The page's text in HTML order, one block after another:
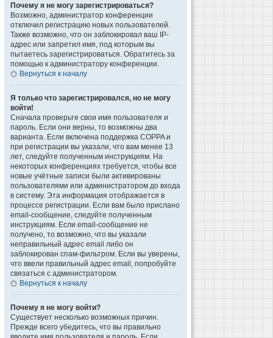
Почему я не могу зарегистрироваться?
Возможно, администратор конференции
отключил регистрацию новых пользователей.
Также возможно, что он заблокировал ваш IP-
адрес или запретил имя, под которым вы
пытаетесь зарегистрироваться. Обратитесь за
помощью к администратору конференции.
Вернуться к началу
Я только что зарегистрировался, но не могу
войти!
Сначала проверьте свои имя пользователя и
пароль. Если они верны, то возможны два
варианта. Если включена поддержка COPPA и
при регистрации вы указали, что вам менее 13
лет, следуйте полученным инструкциям. На
некоторых конференциях требуется, чтобы все
новые учётные записи были активированы
пользователями или администратором до входа
в систему. Эта информация отображается в
процессе регистрации. Если вам было прислано
email-сообщение, следуйте полученным
инструкциям. Если email-сообщение не
получено, то возможно, что вы указали
неправильный адрес email либо он
заблокирован спам-фильтром. Если вы уверены,
что ввели правильный адрес email, попробуйте
связаться с администратором.
Вернуться к началу
Почему я не могу войти?
Существует несколько возможных причин.
Прежде всего убедитесь, что вы правильно